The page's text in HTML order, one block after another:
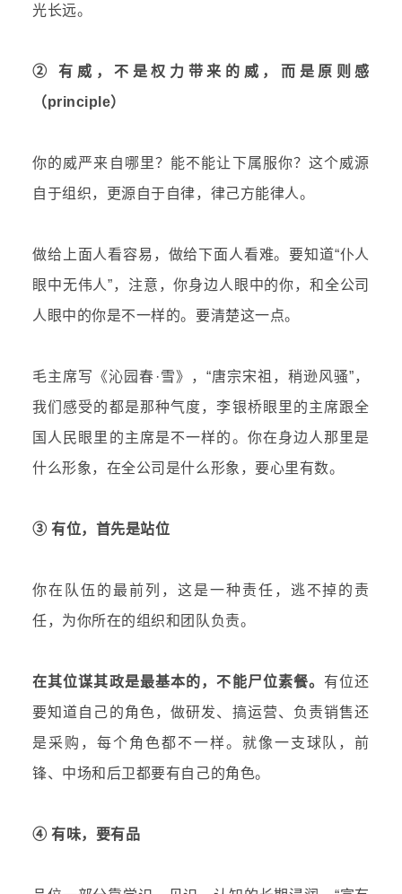
光长远。
② 有威，不是权力带来的威，而是原则感
（principle）
你的威严来自哪里？能不能让下属服你？这个威源
自于组织，更源自于自律，律己方能律人。
做给上面人看容易，做给下面人看难。要知道“仆人
眼中无伟人”，注意，你身边人眼中的你，和全公司
人眼中的你是不一样的。要清楚这一点。
毛主席写《沁园春·雪》，“唐宗宋祖，稍逊风骚”，
我们感受的都是那种气度，李银桥眼里的主席跟全
国人民眼里的主席是不一样的。你在身边人那里是
什么形象，在全公司是什么形象，要心里有数。
③ 有位，首先是站位
你在队伍的最前列，这是一种责任，逃不掉的责
任，为你所在的组织和团队负责。
在其位谋其政是最基本的，不能尸位素餐。 有位还
要知道自己的角色，做研发、搞运营、负责销售还
是采购，每个角色都不一样。就像一支球队，前
锋、中场和后卫都要有自己的角色。
④ 有味，要有品